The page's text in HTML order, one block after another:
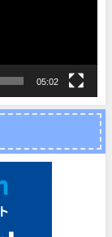
05:02